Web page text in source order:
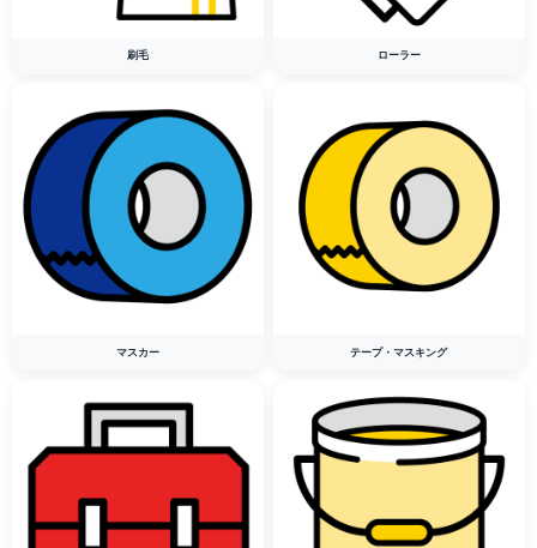
刷毛 ローラー
マスカー テープ・マスキング